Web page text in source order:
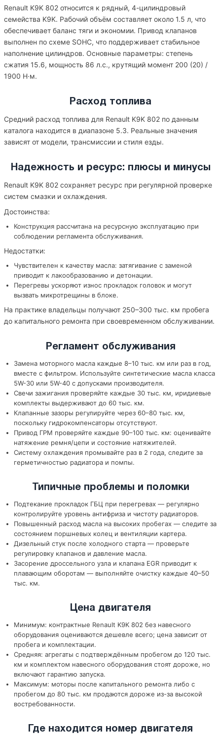
Renault K9K 802 относится к рядный, 4-цилиндровый
семейства K9K. Рабочий объём составляет около 1.5 л, что
обеспечивает баланс тяги и экономии. Привод клапанов
выполнен по схеме SOHC, что поддерживает стабильное
наполнение цилиндров. Основные параметры: степень
сжатия 15.6, мощность 86 л.с., крутящий момент 200 (20) /
1900 Н·м.
Расход топлива
Средний расход топлива для Renault K9K 802 по данным
каталога находится в диапазоне 5.3. Реальные значения
зависят от модели, трансмиссии и стиля езды.
Надежность и ресурс: плюсы и минусы
Renault K9K 802 сохраняет ресурс при регулярной проверке
систем смазки и охлаждения.
Достоинства:
Конструкция рассчитана на ресурсную эксплуатацию при
соблюдении регламента обслуживания.
Недостатки:
Чувствителен к качеству масла: затягивание с заменой
приводит к лакообразованию и детонации.
Перегревы ускоряют износ прокладок головок и могут
вызвать микротрещины в блоке.
На практике владельцы получают 250–300 тыс. км пробега
до капитального ремонта при своевременном обслуживании.
Регламент обслуживания
Замена моторного масла каждые 8–10 тыс. км или раз в год,
вместе с фильтром. Используйте синтетические масла класса
5W-30 или 5W-40 с допусками производителя.
Свечи зажигания проверяйте каждые 30 тыс. км, иридиевые
комплекты выдерживают до 60 тыс. км.
Клапанные зазоры регулируйте через 60–80 тыс. км,
поскольку гидрокомпенсаторы отсутствуют.
Привод ГРМ проверяйте каждые 90–100 тыс. км: оценивайте
натяжение ремня/цепи и состояние натяжителей.
Систему охлаждения промывайте раз в 2 года, следите за
герметичностью радиатора и помпы.
Типичные проблемы и поломки
Подтекание прокладок ГБЦ при перегревах — регулярно
контролируйте уровень антифриза и чистоту радиаторов.
Повышенный расход масла на высоких пробегах — следите за
состоянием поршневых колец и вентиляции картера.
Дизельный стук после холодного старта — проверьте
регулировку клапанов и давление масла.
Засорение дроссельного узла и клапана EGR приводит к
плавающим оборотам — выполняйте очистку каждые 40–50
тыс. км.
Цена двигателя
Минимум: контрактные Renault K9K 802 без навесного
оборудования оцениваются дешевле всего; цена зависит от
пробега и комплектации.
Средняя: агрегаты с подтверждённым пробегом до 120 тыс.
км и комплектом навесного оборудования стоят дороже, но
включают гарантию запуска.
Максимум: моторы после капитального ремонта либо с
пробегом до 80 тыс. км продаются дороже из-за высокой
востребованности.
Где находится номер двигателя